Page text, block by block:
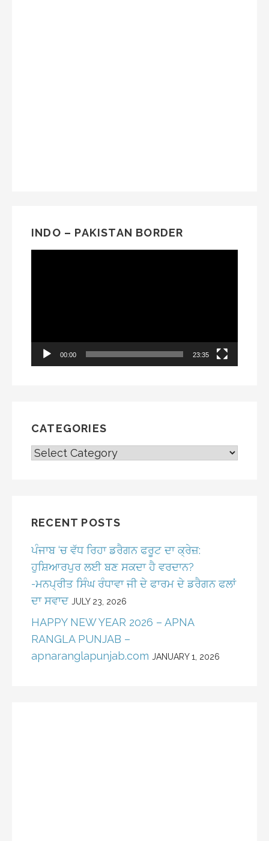
INDO – PAKISTAN BORDER
00:00 23:35
CATEGORIES
CATEGORIES
RECENT POSTS
ਪੰਜਾਬ ‘ਚ ਵੱਧ ਰਿਹਾ ਡਰੈਗਨ ਫਰੂਟ ਦਾ ਕ੍ਰੇਜ਼:
ਹੁਸ਼ਿਆਰਪੁਰ ਲਈ ਬਣ ਸਕਦਾ ਹੈ ਵਰਦਾਨ?
-ਮਨਪ੍ਰੀਤ ਸਿੰਘ ਰੰਧਾਵਾ ਜੀ ਦੇ ਫਾਰਮ ਦੇ ਡਰੈਗਨ ਫਲਾਂ
ਦਾ ਸਵਾਦ JULY 23, 2026
HAPPY NEW YEAR 2026 – APNA
RANGLA PUNJAB –
apnaranglapunjab.com JANUARY 1, 2026